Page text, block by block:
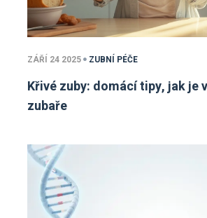
ZÁŘÍ 24 2025 ZUBNÍ PÉČE
Křivé zuby: domácí tipy, jak je
zubaře